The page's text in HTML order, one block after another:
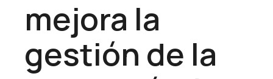
mejora la
gestión de la